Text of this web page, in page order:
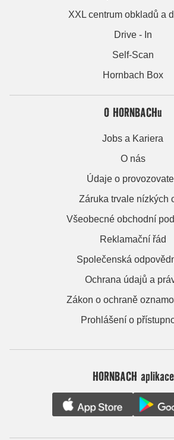
XXL centrum obkladů a
Drive - In
Self-Scan
Hornbach Box
O HORNBACHu
Jobs a Kariera
O nás
Údaje o
Záruka trvale nízkých
Všeobecné obchodní
Reklamační řád
Společenská
Ochrana údajů a
Zákon o ochraně
Prohlášení o
HORNBACH aplikace